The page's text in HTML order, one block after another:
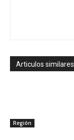
Articulos similares
Región